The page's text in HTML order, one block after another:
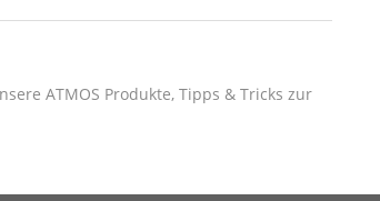
ATMOS Produkte, Tipps & Tricks zur